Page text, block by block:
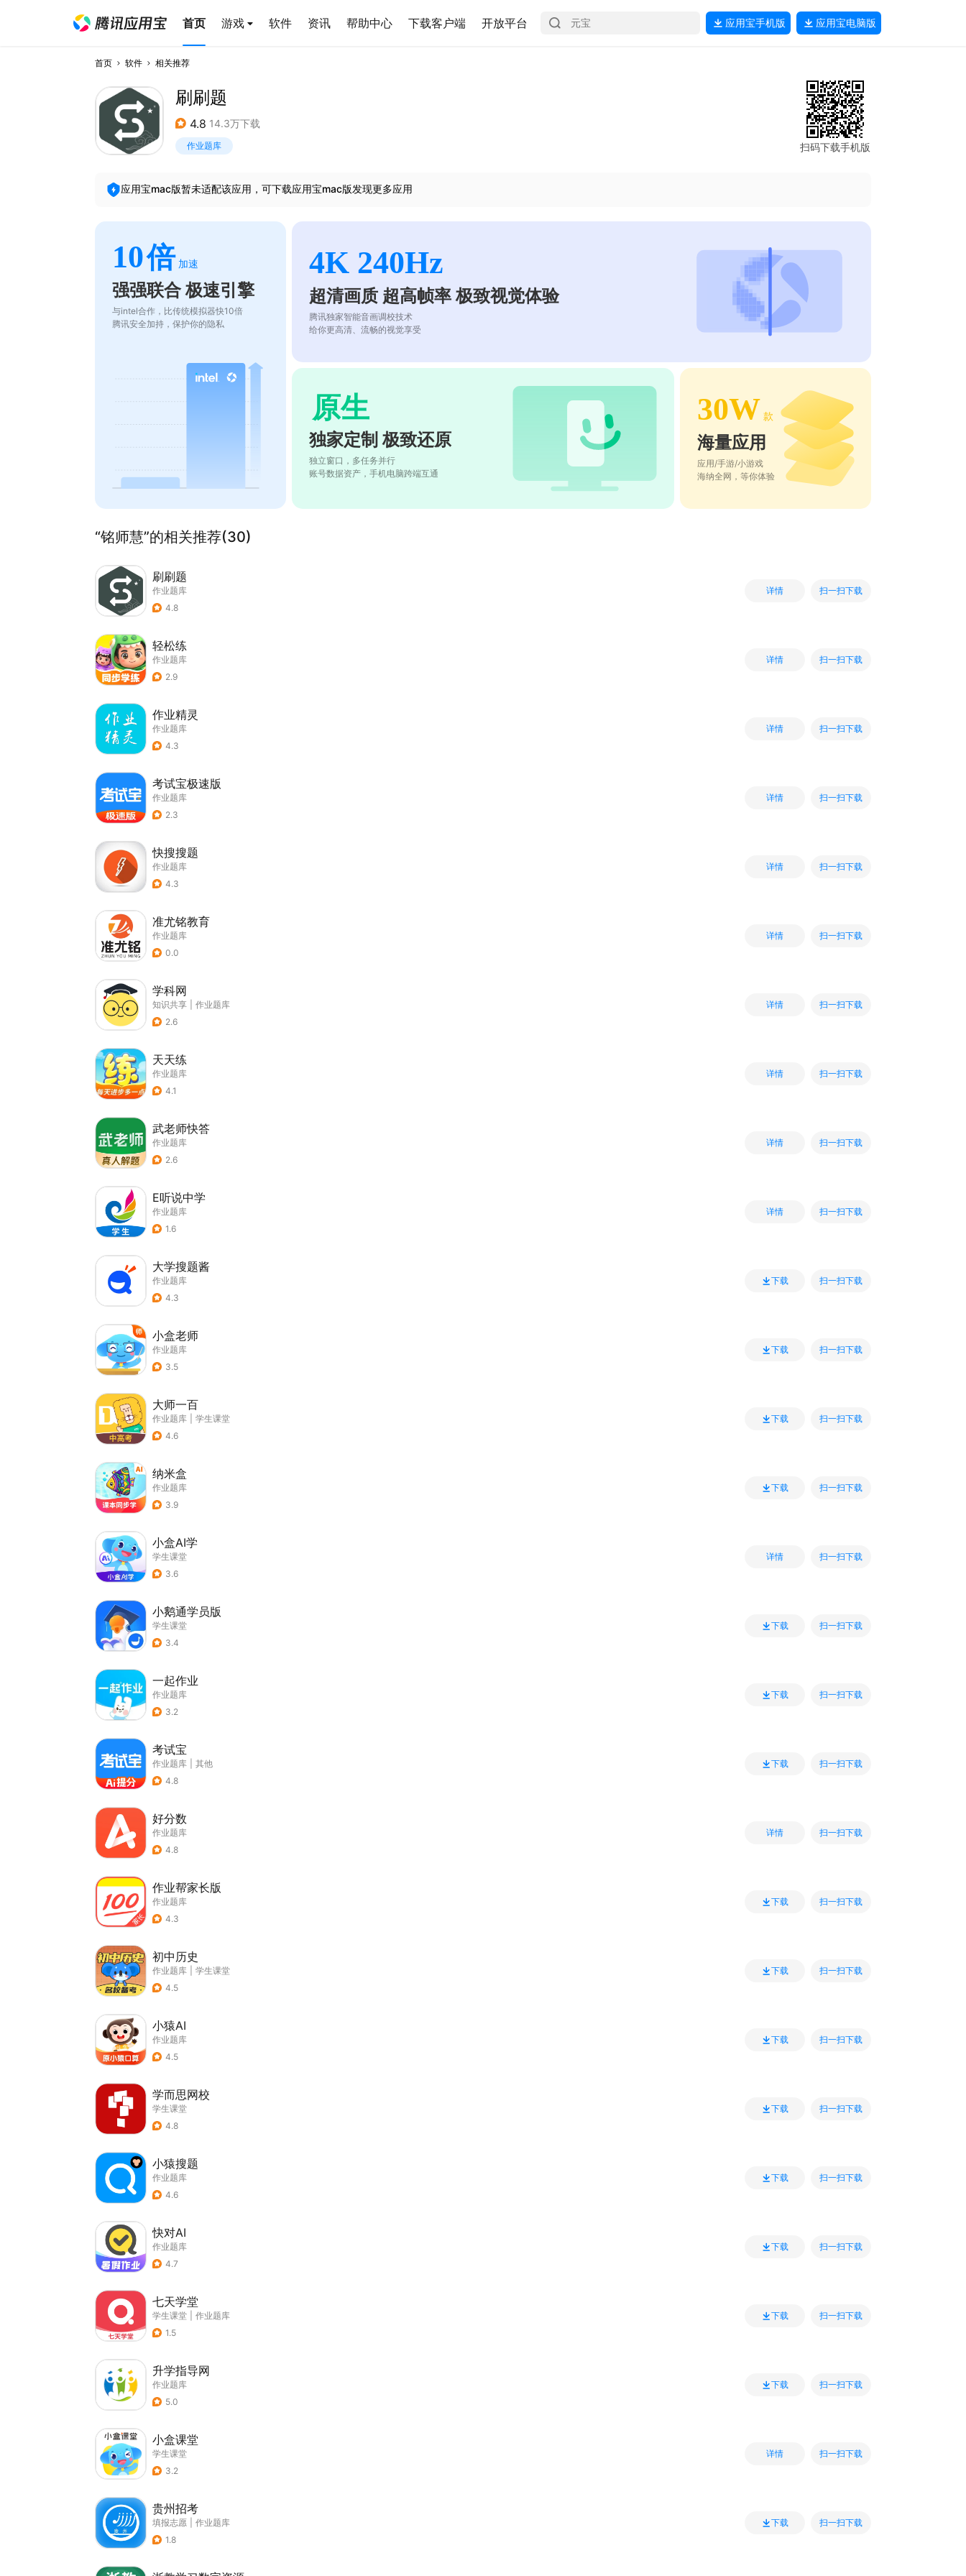
首页 游戏 软件 资讯 帮助中心 下载客户端 开放平台 应用宝手机版 应用宝电脑版
首页 软件 相关推荐
刷刷题
4.8 14.3万下载
作业题库 扫码下载手机版
应用宝mac版暂未适配该应用，可下载应用宝mac版发现更多应用
10倍 加速
强强联合 极速引擎
与intel合作，比传统模拟器快10倍
腾讯安全加持，保护你的隐私
4K 240Hz
超清画质 超高帧率 极致视觉体验
腾讯独家智能音画调校技术
给你更高清、流畅的视觉享受
原生
独家定制 极致还原
独立窗口，多任务并行
账号数据资产，手机电脑跨端互通
30W 款
海量应用
应用/手游/小游戏
海纳全网，等你体验
“铭师慧”的相关推荐(30)
刷刷题
作业题库
4.8
详情 扫一扫下载
轻松练
作业题库
2.9
详情 扫一扫下载
作业精灵
作业题库
4.3
详情 扫一扫下载
考试宝极速版
作业题库
2.3
详情 扫一扫下载
快搜搜题
作业题库
4.3
详情 扫一扫下载
准尤铭教育
作业题库
0.0
详情 扫一扫下载
学科网
知识共享
作业题库
2.6
详情 扫一扫下载
天天练
作业题库
4.1
详情 扫一扫下载
武老师快答
作业题库
2.6
详情 扫一扫下载
E听说中学
作业题库
1.6
详情 扫一扫下载
大学搜题酱
作业题库
4.3
下载 扫一扫下载
小盒老师
作业题库
3.5
下载 扫一扫下载
大师一百
作业题库
学生课堂
4.6
下载 扫一扫下载
纳米盒
作业题库
3.9
下载 扫一扫下载
小盒AI学
学生课堂
3.6
详情 扫一扫下载
小鹅通学员版
学生课堂
3.4
下载 扫一扫下载
一起作业
作业题库
3.2
下载 扫一扫下载
考试宝
作业题库
其他
4.8
下载 扫一扫下载
好分数
作业题库
4.8
详情 扫一扫下载
作业帮家长版
作业题库
4.3
下载 扫一扫下载
初中历史
作业题库
学生课堂
4.5
下载 扫一扫下载
小猿AI
作业题库
4.5
下载 扫一扫下载
学而思网校
学生课堂
4.8
下载 扫一扫下载
小猿搜题
作业题库
4.6
下载 扫一扫下载
快对AI
作业题库
4.7
下载 扫一扫下载
七天学堂
学生课堂
作业题库
1.5
下载 扫一扫下载
升学指导网
作业题库
5.0
下载 扫一扫下载
小盒课堂
学生课堂
3.2
详情 扫一扫下载
贵州招考
填报志愿
作业题库
1.8
下载 扫一扫下载